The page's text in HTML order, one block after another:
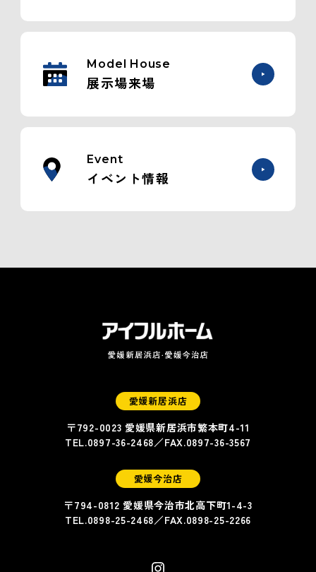
Model House
展示場来場
Event
イベント情報
愛媛新居浜店
〒792-0023 愛媛県新居浜市繁本町4-11
TEL.0897-36-2468／FAX.0897-36-3567
愛媛今治店
〒794-0812 愛媛県今治市北高下町1-4-3
TEL.0898-25-2468／FAX.0898-25-2266